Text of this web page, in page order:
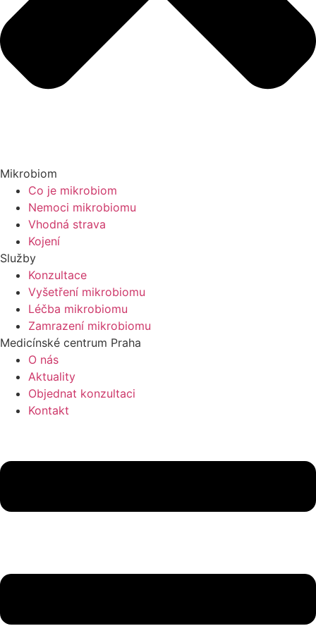
Mikrobiom
Co je mikrobiom
Nemoci mikrobiomu
Vhodná strava
Kojení
Služby
Konzultace
Vyšetření mikrobiomu
Léčba mikrobiomu
Zamrazení mikrobiomu
Medicínské centrum Praha
O nás
Aktuality
Objednat konzultaci
Kontakt